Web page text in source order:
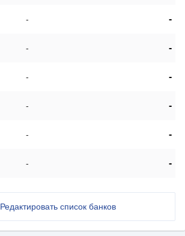
- -
- -
- -
- -
- -
- -
Редактировать список банков